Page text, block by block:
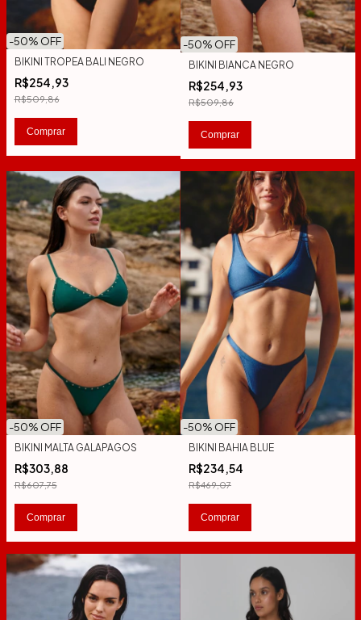
-50% OFF
BIKINI TROPEA BALI NEGRO
R$254,93
R$509,86
Comprar
-50% OFF
BIKINI BIANCA NEGRO
R$254,93
R$509,86
Comprar
-50% OFF
BIKINI MALTA GALAPAGOS
R$303,88
R$607,75
Comprar
-50% OFF
BIKINI BAHIA BLUE
R$234,54
R$469,07
Comprar